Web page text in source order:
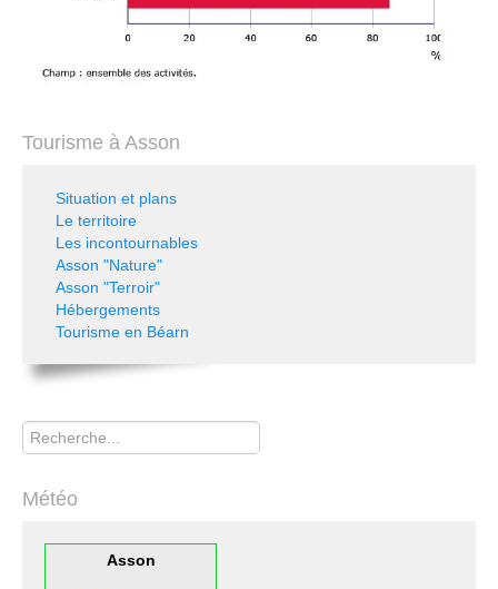
Tourisme à Asson
Situation et plans
Le territoire
Les incontournables
Asson "Nature"
Asson "Terroir"
Hébergements
Tourisme en Béarn
Rechercher
Météo
Asson